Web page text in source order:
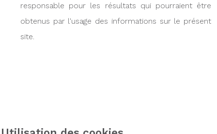
responsable pour les résultats qui pourraient être
obtenus par l'usage des informations sur le présent
site.